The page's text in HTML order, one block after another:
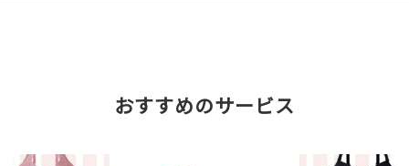
おすすめのサービス